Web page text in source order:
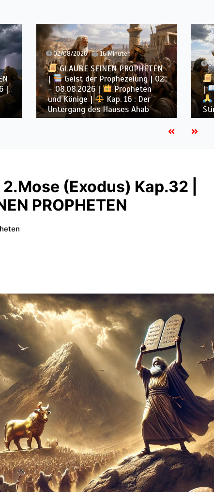
Minuten
PROPHETEN
| 02
Propheten
16 : Der
Ahab
02/08/2026 4 Minuten
GLAUBE SEINEN PROPHETEN
|
Bibelstudium | 02.08.2026 |
Hiob |
Kap.37 – Vor der
Stimme Gottes
(Exodus) Kap.32 |
PROPHETEN